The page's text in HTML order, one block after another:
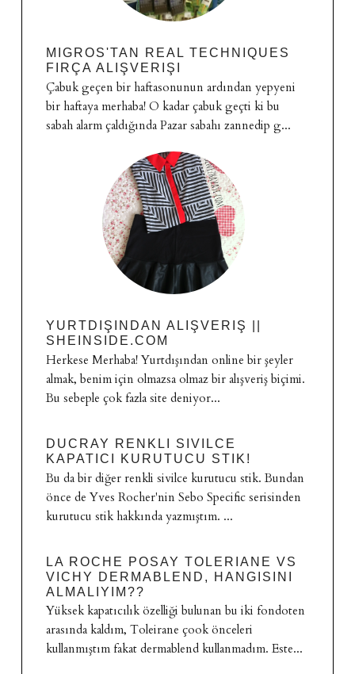
MIGROS'TAN REAL TECHNIQUES
FIRÇA ALIŞVERIŞI
Çabuk geçen bir haftasonunun ardından yepyeni
bir haftaya merhaba! O kadar çabuk geçti ki bu
sabah alarm çaldığında Pazar sabahı zannedip g...
YURTDIŞINDAN ALIŞVERIŞ ||
SHEINSIDE.COM
Herkese Merhaba! Yurtdışından online bir şeyler
almak, benim için olmazsa olmaz bir alışveriş biçimi.
Bu sebeple çok fazla site deniyor...
DUCRAY RENKLI SIVILCE
KAPATICI KURUTUCU STIK!
Bu da bir diğer renkli sivilce kurutucu stik. Bundan
önce de Yves Rocher'nin Sebo Specific serisinden
kurutucu stik hakkında yazmıştım. ...
LA ROCHE POSAY TOLERIANE VS
VICHY DERMABLEND, HANGISINI
ALMALIYIM??
Yüksek kapatıcılık özelliği bulunan bu iki fondoten
arasında kaldım, Toleirane çook önceleri
kullanmıştım fakat dermablend kullanmadım. Este...